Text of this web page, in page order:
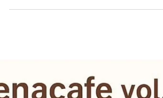
2025.08.23 ゴスペルユニット「Without you」 残